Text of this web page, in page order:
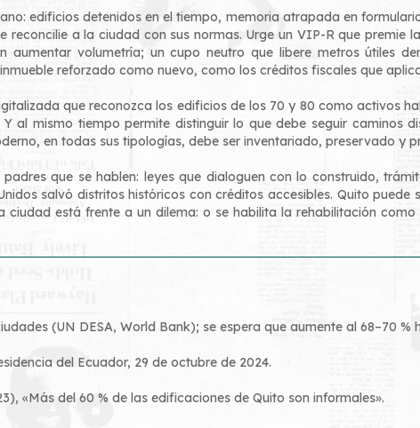
edificios detenidos en el tiempo, memoria atrapada en
reconcilie a la ciudad con sus normas. Urge un VIP-R que
aumentar volumetría; un cupo neutro que libere metros útiles
reforzado como nuevo, como los créditos fiscales que aplica
que reconozca los edificios de los 70 y 80 como activos
al mismo tiempo permite distinguir lo que debe seguir caminos
en todas sus tipologías, debe ser inventariado, preservado y
que se hablen: leyes que dialoguen con lo construido,
salvó distritos históricos con créditos accesibles. Quito puede
ciudad está frente a un dilema: o se habilita la rehabilitación
(UN DESA, World Bank); se espera que aumente al 68–70 %
del Ecuador, 29 de octubre de 2024.
«Más del 60 % de las edificaciones de Quito son informales».